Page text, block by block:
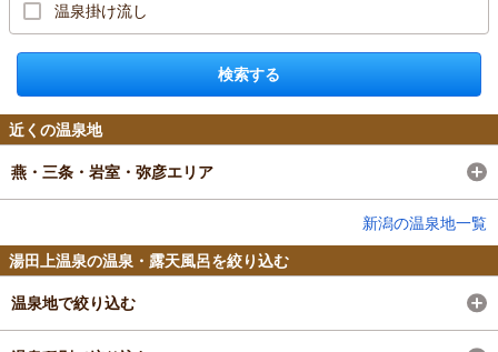
温泉掛け流し
検索する
近くの温泉地
燕・三条・岩室・弥彦エリア
新潟の温泉地一覧
湯田上温泉の温泉・露天風呂を絞り込む
温泉地で絞り込む